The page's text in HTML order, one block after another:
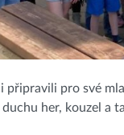
připravili pro své
her, kouzel a